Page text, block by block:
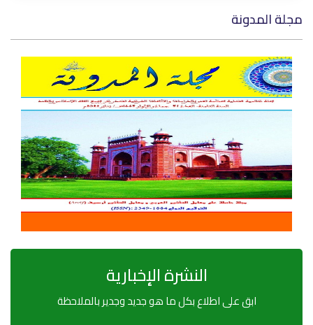
مجلة المدونة
النشرة الإخبارية
ابق على اطلاع بكل ما هو جديد وجدير بالملاحظة